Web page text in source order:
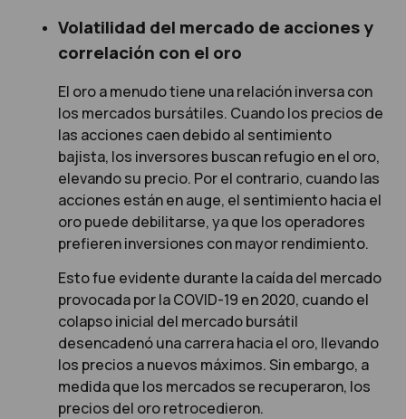
Volatilidad del mercado de acciones y
correlación con el oro
El oro a menudo tiene una relación inversa con
los mercados bursátiles. Cuando los precios de
las acciones caen debido al sentimiento
bajista, los inversores buscan refugio en el oro,
elevando su precio. Por el contrario, cuando las
acciones están en auge, el sentimiento hacia el
oro puede debilitarse, ya que los operadores
prefieren inversiones con mayor rendimiento.
Esto fue evidente durante la caída del mercado
provocada por la COVID-19 en 2020, cuando el
colapso inicial del mercado bursátil
desencadenó una carrera hacia el oro, llevando
los precios a nuevos máximos. Sin embargo, a
medida que los mercados se recuperaron, los
precios del oro retrocedieron.